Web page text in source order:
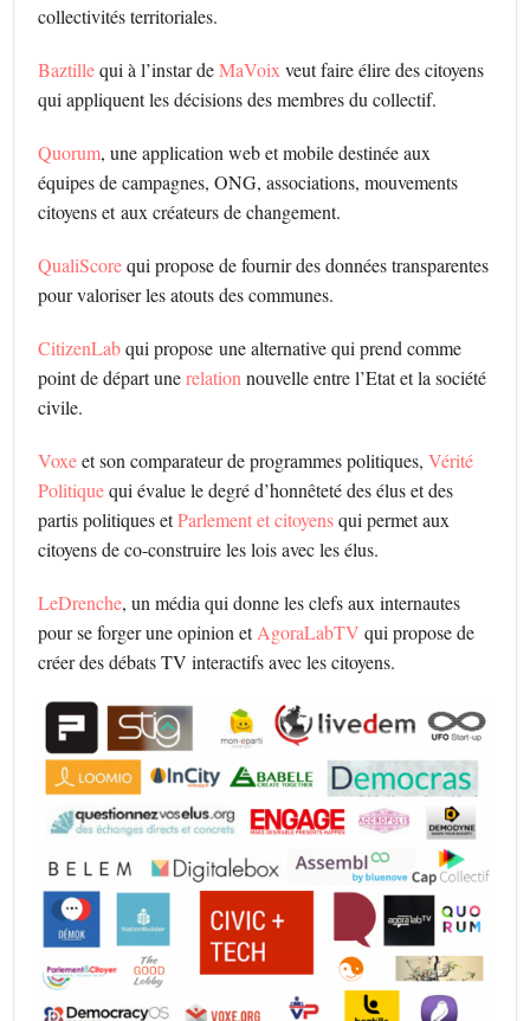
collectivités territoriales.
Baztillequi à l’instar deMaVoix veut faire élire des citoyens
qui appliquent les décisions des membres du collectif.
Quorum, une application web et mobile destinée aux
équipes de campagnes, ONG, associations, mouvements
citoyens et aux créateurs de changement.
QualiScorequi propose de fournir des données transparentes
pour valoriser les atouts des communes.
CitizenLabqui proposeune alternative qui prend comme
point de départ unerelation nouvelle entre l’Etat et la société
civile.
Voxeet son comparateur de programmes politiques,Vérité
Politiquequi évalue le degré d’honnêteté des élus et des
partis politiques etParlement et citoyensqui permet aux
citoyens de co-construire les lois avec les élus.
LeDrenche, un média qui donne les clefs aux internautes
pour se forger une opinion etAgoraLabTV qui propose de
créer des débats TV interactifs avec les citoyens.